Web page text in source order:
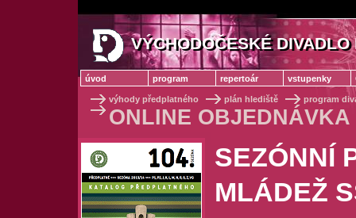
VÝCHODOČESKÉ
VÝCHODOČESKÉ DIVADLO
úvod program repertoár vstupenky
výhody předplatného plán hlediště program
ONLINE OBJEDNÁVKA
SEZÓNNÍ
MLÁDEŽ